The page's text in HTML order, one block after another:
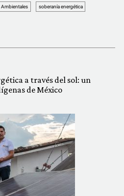
Ambientales soberanía energética
a través del sol: un
de México